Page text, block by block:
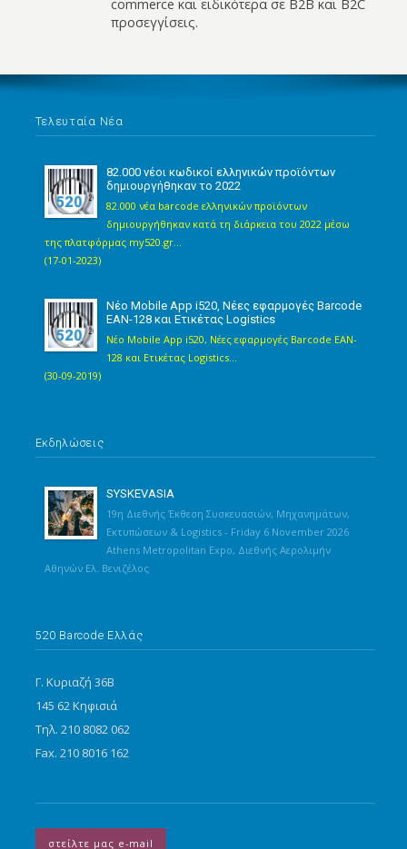
commerce και ειδικότερα σε B2B και B2C
προσεγγίσεις.
Τελευταία Νέα
82.000 νέοι κωδικοί ελληνικών προϊόντων
δημιουργήθηκαν το 2022
82.000 νέα barcode ελληνικών προϊόντων
δημιουργήθηκαν κατά τη διάρκεια του 2022 μέσω
της πλατφόρμας my520.gr...
(17-01-2023)
Νέο Mobile App i520, Νέες εφαρμογές Barcode
EAN-128 και Ετικέτας Logistics
Νέο Mobile App i520, Νέες εφαρμογές Barcode EAN-
128 και Ετικέτας Logistics...
(30-09-2019)
Εκδηλώσεις
SYSKEVASIA
19η Διεθνής Έκθεση Συσκευασιών, Μηχανημάτων,
Εκτυπώσεων & Logistics - Friday 6 November 2026
Athens Metropolitan Expo, Διεθνής Αερολιμήν
Αθηνών Ελ. Βενιζέλος
520 Barcode Ελλάς
Γ. Κυριαζή 36Β
145 62 Κηφισιά
Τηλ. 210 8082 062
Fax. 210 8016 162
στείλτε μας e-mail